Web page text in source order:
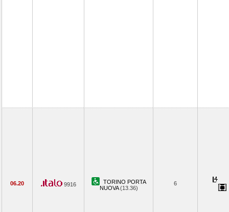
06.20 9916
TORINO PORTA
NUOVA(13.36)
6